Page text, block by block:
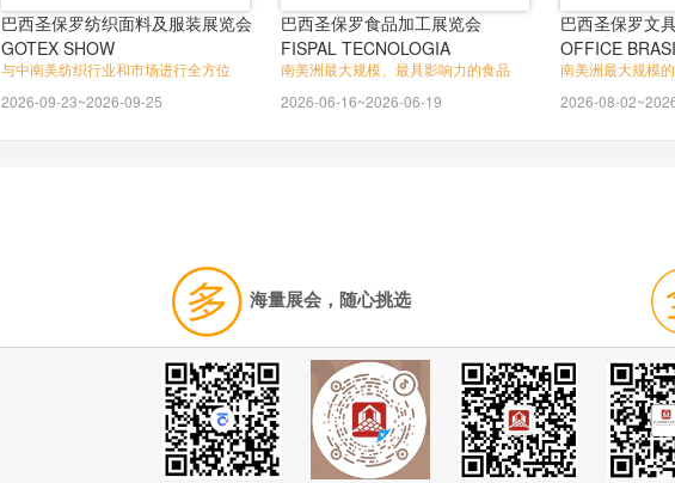
巴西圣保罗纺织面料及服装展览会
GOTEX SHOW
与中南美纺织行业和市场进行全方位
2026-09-23~2026-09-25
巴西圣保罗食品加工展览会
FISPAL TECNOLOGIA
南美洲最大规模、最具影响力的食品
2026-06-16~2026-06-19
巴西圣保罗文
OFFICE
南美洲最大规模
2026-08-
海量展会，随心挑选